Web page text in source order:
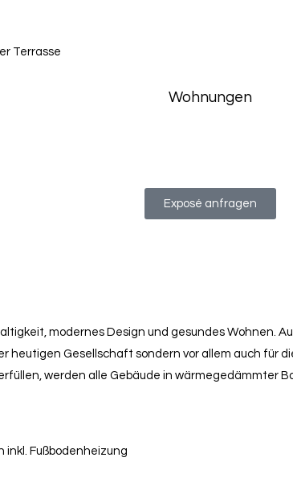
Terrasse
Wohnungen
Exposé anfragen
modernes Design und gesundes Wohnen.
heutigen Gesellschaft sondern vor allem auch für
werden alle Gebäude in wärmegedämmter
inkl. Fußbodenheizung